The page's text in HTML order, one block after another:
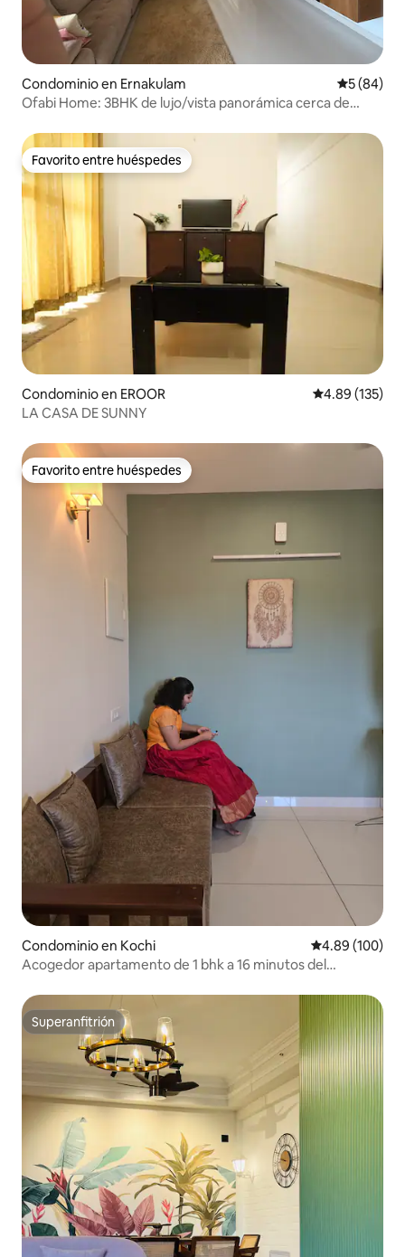
Condominio en Ernakulam
5 (84)
Ofabi Home: 3BHK de lujo/vista panorámica cerca de
Favorito entre huéspedes
Favorito entre huéspedes
Condominio en EROOR Calificación
4.89 (135)
LA CASA DE SUNNY
Favorito entre huéspedes
Favorito entre huéspedes
Condominio en Kochi Calificación
4.89 (100)
Acogedor apartamento de 1 bhk a 16 minutos del
Superanfitrión
Superanfitrión